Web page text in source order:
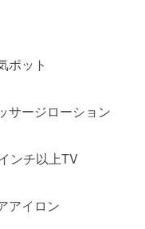
ポット
サージローション
ンチ以上TV
アイロン